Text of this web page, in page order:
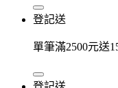
登記送
單筆滿2500元送